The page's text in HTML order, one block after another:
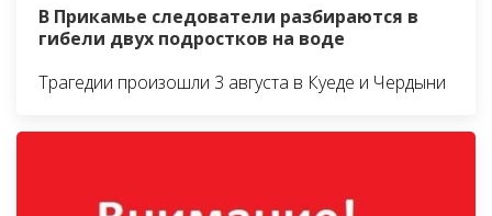
В Прикамье следователи разбираются в
гибели двух подростков на воде
Трагедии произошли 3 августа в Куеде и Чердыни